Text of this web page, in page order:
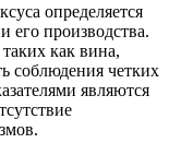
определяется
его производства.
как вина,
соблюдения четких
являются